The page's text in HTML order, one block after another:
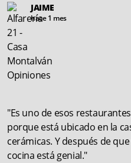
JAIME
hace 1 mes
"Es uno de esos
porque está ubicado en la
cerámicas. Y después de
cocina está genial."